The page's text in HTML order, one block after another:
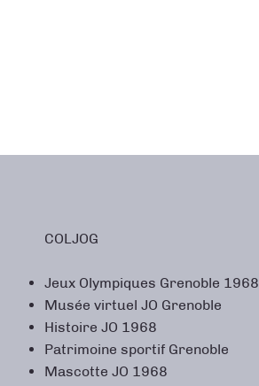
COLJOG
Jeux Olympiques Grenoble 1968
Musée virtuel JO Grenoble
Histoire JO 1968
Patrimoine sportif Grenoble
Mascotte JO 1968